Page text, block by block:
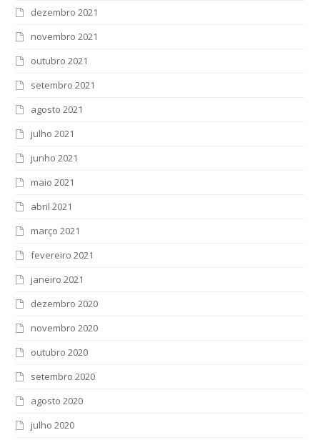
dezembro 2021
novembro 2021
outubro 2021
setembro 2021
agosto 2021
julho 2021
junho 2021
maio 2021
abril 2021
março 2021
fevereiro 2021
janeiro 2021
dezembro 2020
novembro 2020
outubro 2020
setembro 2020
agosto 2020
julho 2020